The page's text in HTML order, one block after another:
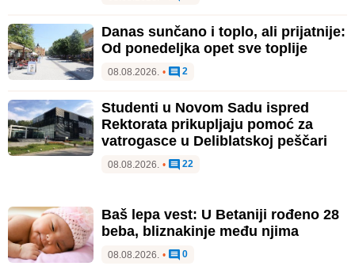
Danas sunčano i toplo, ali prijatnije:
Od ponedeljka opet sve toplije
08.08.2026. • 2
Studenti u Novom Sadu ispred
Rektorata prikupljaju pomoć za
vatrogasce u Deliblatskoj peščari
08.08.2026. • 22
Baš lepa vest: U Betaniji rođeno 28
beba, bliznakinje među njima
08.08.2026. • 0